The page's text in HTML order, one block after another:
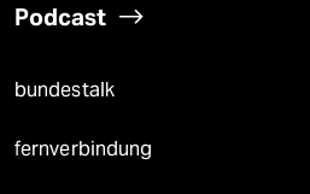
Podcast
bundestalk
fernverbindung